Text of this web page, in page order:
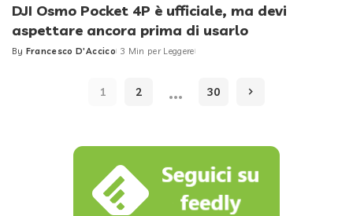
DJI Osmo Pocket 4P è ufficiale, ma devi
aspettare ancora prima di usarlo
Posted
By Francesco D'Accico 3 Min per Leggere
1 2 … 30